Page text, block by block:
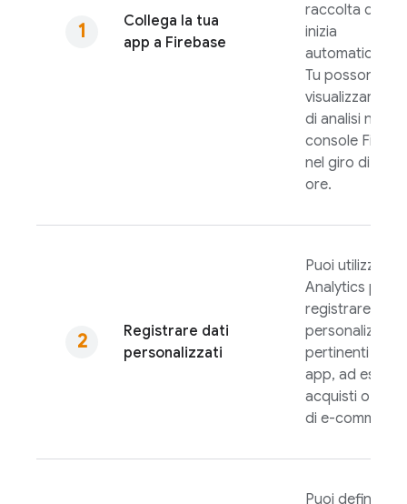
Collega la tua
app a Firebase
raccolta dei
inizia
Tu possono
visualizzare i
di analisi nella
console
nel giro di
ore.
Registrare dati
personalizzati
Puoi utilizzare
Analytics per
registrare
personalizzati
pertinenti la
app, ad
acquisti o
di e-
Puoi definire i